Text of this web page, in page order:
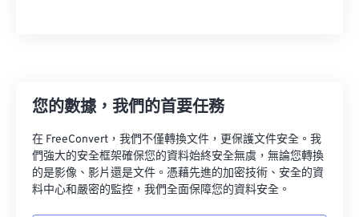
您的數據，我們的首要任務
在 FreeConvert，我們不僅轉換文件，更保護文件安全。我
們強大的安全框架確保您的資料始終安全無虞，無論您轉換
的是影像、影片還是文件。憑藉先進的加密技術、安全的資
料中心和嚴密的監控，我們全面保障您的資料安全。